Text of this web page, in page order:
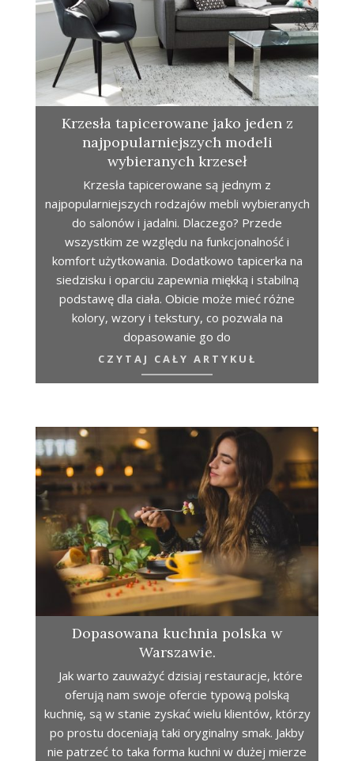
Krzesła tapicerowane jako jeden z
najpopularniejszych modeli
wybieranych krzeseł
Krzesła tapicerowane są jednym z
najpopularniejszych rodzajów mebli wybieranych
do salonów i jadalni. Dlaczego? Przede
wszystkim ze względu na funkcjonalność i
komfort użytkowania. Dodatkowo tapicerka na
siedzisku i oparciu zapewnia miękką i stabilną
podstawę dla ciała. Obicie może mieć różne
kolory, wzory i tekstury, co pozwala na
dopasowanie go do
CZYTAJ CAŁY ARTYKUŁ
Dopasowana kuchnia polska w
Warszawie.
Jak warto zauważyć dzisiaj restauracje, które
oferują nam swoje ofercie typową polską
kuchnię, są w stanie zyskać wielu klientów, którzy
po prostu doceniają taki oryginalny smak. Jakby
nie patrzeć to taka forma kuchni w dużej mierze